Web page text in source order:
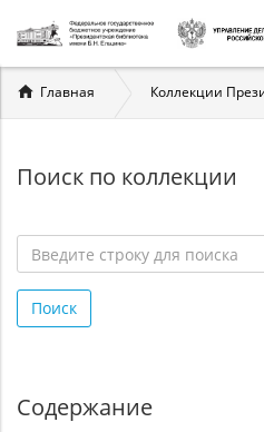
Вы
здесь
Главная Коллекции
Поиск по коллекции
строку
для
Поиск
Содержание